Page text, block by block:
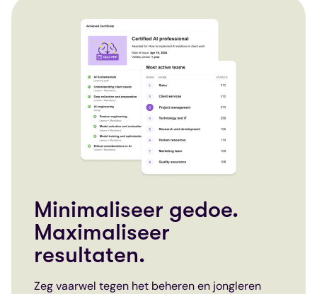
Minimaliseer gedoe.
Maximaliseer
resultaten.
Zeg vaarwel tegen het beheren en jongleren